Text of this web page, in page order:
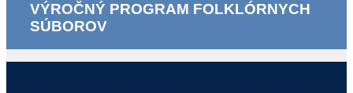
VÝROČNÝ PROGRAM FOLKLÓRNYCH
SÚBOROV